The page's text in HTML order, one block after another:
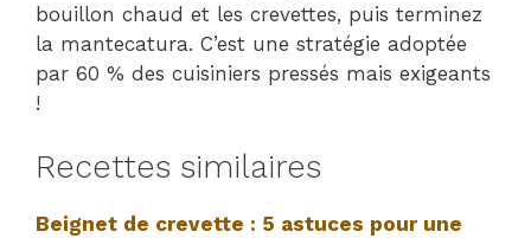
bouillon chaud et les crevettes, puis terminez
la mantecatura. C’est une stratégie adoptée
par 60 % des cuisiniers pressés mais exigeants
!
Recettes similaires
Beignet de crevette : 5 astuces pour une